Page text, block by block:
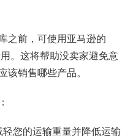
之前，可使用亚马逊的
。这将帮助没卖家避免意
销售哪些产品。
您的运输重量并降低运输